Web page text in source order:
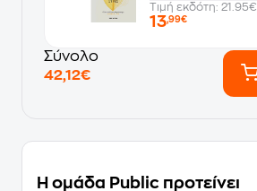
Τιμή εκδότη: 21.95€
13,99€
Σύνολο
42,12€
Η ομάδα Public προτείνει